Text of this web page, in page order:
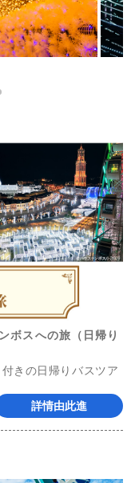
ボスへの旅（日帰り
きの日帰りバスツア
詳情由此進